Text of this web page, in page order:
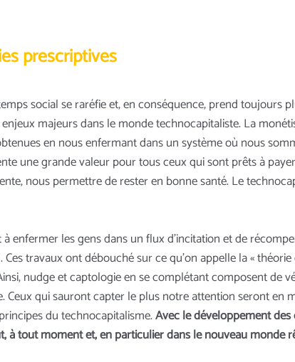
prescriptives
social se raréfie et, en conséquence, prend toujours
majeurs dans le monde technocapitaliste. La
en nous enfermant dans un système où nous
une grande valeur pour tous ceux qui sont prêts à
nous permettre de rester en bonne santé. Le
enfermer les gens dans un flux d’incitation et de
travaux ont débouché sur ce qu’on appelle la «
nudge et captologie en se complétant composent de
qui sauront capter le plus notre attention seront en
du technocapitalisme.Avec le développement
tout moment et, en particulier dans le nouveau monde